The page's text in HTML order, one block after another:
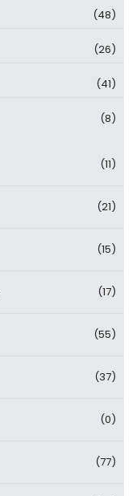
(48)
(26)
(41)
(8)
(11)
(21)
(15)
(17)
(55)
(37)
(0)
(77)